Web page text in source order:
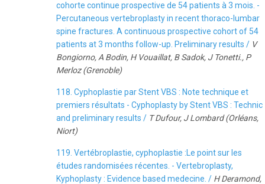
cohorte continue prospective de 54 patients à 3 mois. -
Percutaneous vertebroplasty in recent thoraco-lumbar
spine fractures. A continuous prospective cohort of 54
patients at 3 months follow-up. Preliminary results / V
Bongiorno, A Bodin, H Vouaillat, B Sadok, J Tonetti., P
Merloz (Grenoble)
118. Cyphoplastie par Stent VBS : Note technique et
premiers résultats - Cyphoplasty by Stent VBS : Technic
and preliminary results / T Dufour, J Lombard (Orléans,
Niort)
119. Vertébroplastie, cyphoplastie :Le point sur les
études randomisées récentes. - Vertebroplasty,
Kyphoplasty : Evidence based medecine. / H Deramond,